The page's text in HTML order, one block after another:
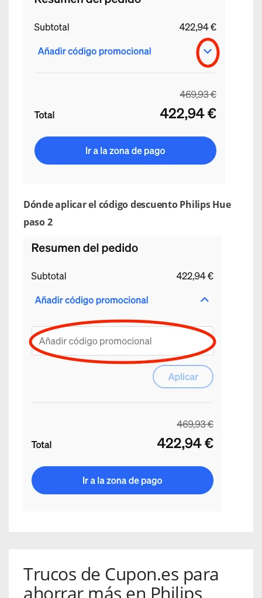
Dónde aplicar el código descuento Philips Hue
paso 2
Trucos de Cupon.es para
ahorrar más en Philips